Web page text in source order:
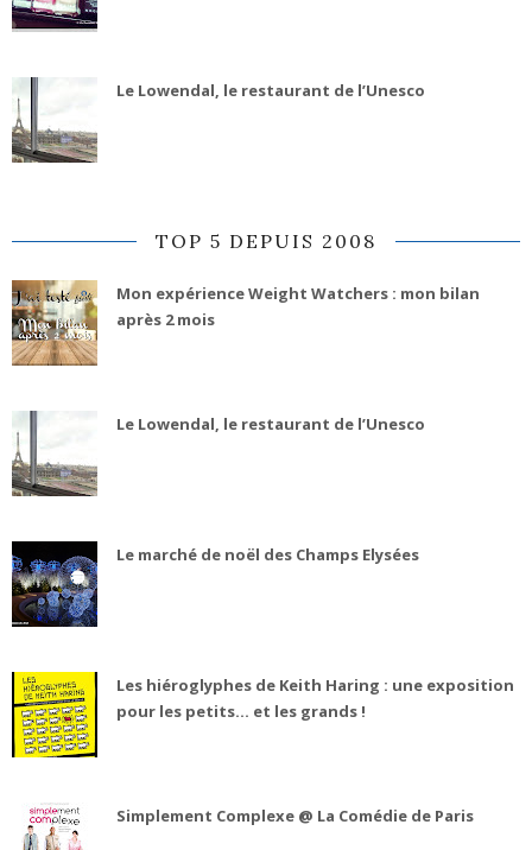
Le Lowendal, le restaurant de l’Unesco
TOP 5 DEPUIS 2008
Mon expérience Weight Watchers : mon bilan
après 2 mois
Le Lowendal, le restaurant de l’Unesco
Le marché de noël des Champs Elysées
Les hiéroglyphes de Keith Haring : une exposition
pour les petits... et les grands !
Simplement Complexe @ La Comédie de Paris